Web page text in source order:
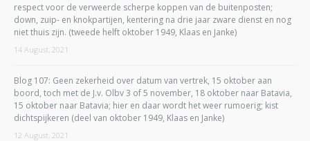
respect voor de verweerde scherpe koppen van de buitenposten;
down, zuip- en knokpartijen, kentering na drie jaar zware dienst en nog
niet thuis zijn. (tweede helft oktober 1949, Klaas en Janke)
14 August, 2021
Blog 107: Geen zekerheid over datum van vertrek, 15 oktober aan
boord, toch met de J.v. Olbv 3 of 5 november, 18 oktober naar Batavia,
15 oktober naar Batavia; hier en daar wordt het weer rumoerig; kist
dichtspijkeren (deel van oktober 1949, Klaas en Janke)
12 August, 2021